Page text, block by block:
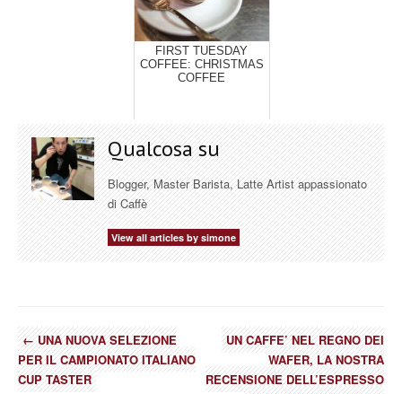
FIRST TUESDAY
COFFEE: CHRISTMAS
COFFEE
Qualcosa su
Blogger, Master Barista, Latte Artist appassionato
di Caffè
View all articles by simone
←UNA NUOVA SELEZIONE
PER IL CAMPIONATO ITALIANO
CUP TASTER
UN CAFFE’ NEL REGNO DEI
WAFER, LA NOSTRA
RECENSIONE DELL’ESPRESSO